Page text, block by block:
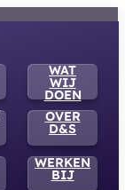
WAT
WIJ
DOEN
OVER
D&S
WERKEN
BIJ